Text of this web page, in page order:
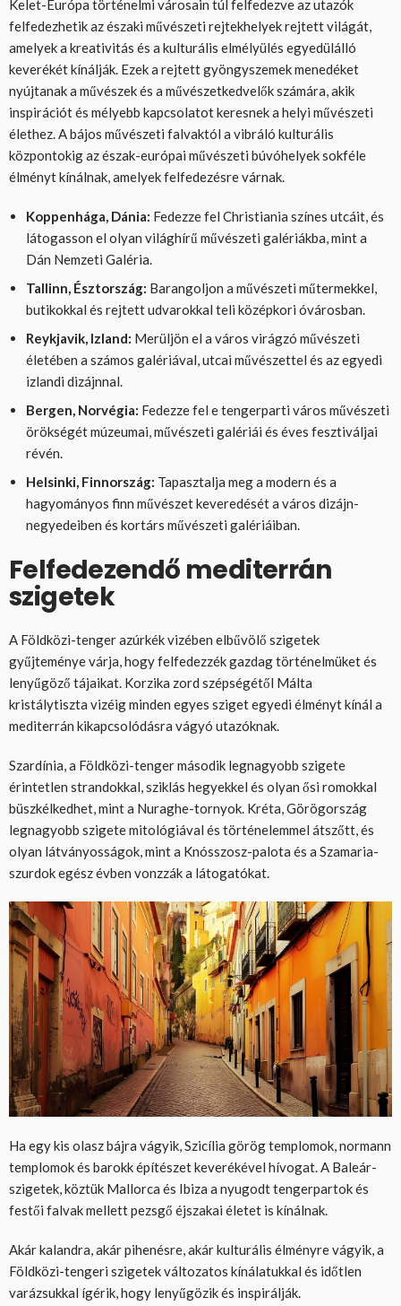
Kelet-Európa történelmi városain túl felfedezve az utazók
felfedezhetik az északi művészeti rejtekhelyek rejtett világát,
amelyek a kreativitás és a kulturális elmélyülés egyedülálló
keverékét kínálják. Ezek a rejtett gyöngyszemek menedéket
nyújtanak a művészek és a művészetkedvelők számára, akik
inspirációt és mélyebb kapcsolatot keresnek a helyi művészeti
élethez. A bájos művészeti falvaktól a vibráló kulturális
központokig az észak-európai művészeti búvóhelyek sokféle
élményt kínálnak, amelyek felfedezésre várnak.
Koppenhága, Dánia: Fedezze fel Christiania színes utcáit, és
látogasson el olyan világhírű művészeti galériákba, mint a
Dán Nemzeti Galéria.
Tallinn, Észtország: Barangoljon a művészeti műtermekkel,
butikokkal és rejtett udvarokkal teli középkori óvárosban.
Reykjavik, Izland: Merüljön el a város virágzó művészeti
életében a számos galériával, utcai művészettel és az egyedi
izlandi dizájnnal.
Bergen, Norvégia: Fedezze fel e tengerparti város művészeti
örökségét múzeumai, művészeti galériái és éves fesztiváljai
révén.
Helsinki, Finnország: Tapasztalja meg a modern és a
hagyományos finn művészet keveredését a város dizájn-
negyedeiben és kortárs művészeti galériáiban.
Felfedezendő mediterrán
szigetek
A Földközi-tenger azúrkék vizében elbűvölő szigetek
gyűjteménye várja, hogy felfedezzék gazdag történelmüket és
lenyűgöző tájaikat. Korzika zord szépségétől Málta
kristálytiszta vizéig minden egyes sziget egyedi élményt kínál a
mediterrán kikapcsolódásra vágyó utazóknak.
Szardínia, a Földközi-tenger második legnagyobb szigete
érintetlen strandokkal, sziklás hegyekkel és olyan ősi romokkal
büszkélkedhet, mint a Nuraghe-tornyok. Kréta, Görögország
legnagyobb szigete mitológiával és történelemmel átszőtt, és
olyan látványosságok, mint a Knósszosz-palota és a Szamaria-
szurdok egész évben vonzzák a látogatókat.
Ha egy kis olasz bájra vágyik, Szicília görög templomok, normann
templomok és barokk építészet keverékével hívogat. A Baleár-
szigetek, köztük Mallorca és Ibiza a nyugodt tengerpartok és
festői falvak mellett pezsgő éjszakai életet is kínálnak.
Akár kalandra, akár pihenésre, akár kulturális élményre vágyik, a
Földközi-tengeri szigetek változatos kínálatukkal és időtlen
varázsukkal ígérik, hogy lenyűgözik és inspirálják.